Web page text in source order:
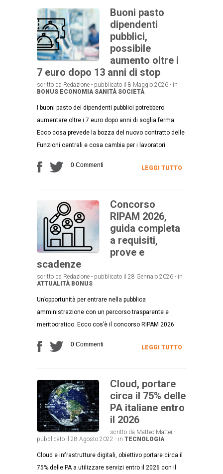
Buoni pasto
dipendenti
pubblici,
possibile
aumento oltre i
7 euro dopo 13 anni di stop
scritto da Redazione - pubblicato il 8 Maggio 2026 - in
BONUS ECONOMIA SANITÀ SOCIETÀ
I buoni pasto dei dipendenti pubblici potrebbero
aumentare oltre i 7 euro dopo anni di soglia ferma.
Ecco cosa prevede la bozza del nuovo contratto delle
Funzioni centrali e cosa cambia per i lavoratori.
0 Commenti LEGGI TUTTO
Concorso
RIPAM 2026,
guida completa
a requisiti,
prove e
scadenze
scritto da Redazione - pubblicato il 28 Gennaio 2026 - in
ATTUALITÀ BONUS
Un’opportunità per entrare nella pubblica
amministrazione con un percorso trasparente e
meritocratico. Ecco cos’è il concorso RIPAM 2026
0 Commenti LEGGI TUTTO
Cloud, portare
circa il 75% delle
PA italiane entro
il 2026
scritto da Matteo Mattei -
pubblicato il 28 Agosto 2022 - in TECNOLOGIA
Cloud e infrastrutture digitali, obiettivo portare circa il
75% delle PA a utilizzare servizi entro il 2026 con il